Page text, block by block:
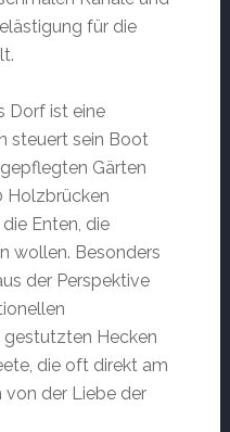
für die
Dorf ist eine
steuert sein Boot
Gärten
Holzbrücken
Enten, die
wollen. Besonders
der Perspektive
gestutzten Hecken
die oft direkt am
von der Liebe der